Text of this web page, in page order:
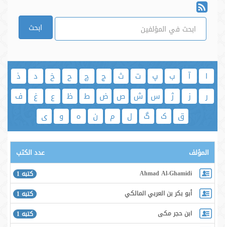
ابحث
ا آ ب پ ت ث ج چ ح خ د
ذ
ر
ز ژ س ش ص ض ط ظ ع غ
ف
ق
ک گ ل م ن ه و ی
المؤلف عدد الكتب
Ahmad Al-Ghamidi
كتبه 1
أبو بكر بن العربي المالكي
كتبه 1
ابن حجر مكى
كتبه 1